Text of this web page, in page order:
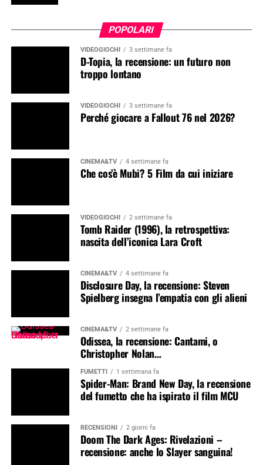
POPOLARI
VIDEOGIOCHI 3 settimane fa
D-Topia, la recensione: un futuro non
troppo lontano
VIDEOGIOCHI 3 settimane fa
Perché giocare a Fallout 76 nel 2026?
CINEMA&TV 4 settimane fa
Che cos’è Mubi? 5 Film da cui iniziare
VIDEOGIOCHI 2 settimane fa
Tomb Raider (1996), la retrospettiva:
nascita dell’iconica Lara Croft
CINEMA&TV 4 settimane fa
Disclosure Day, la recensione: Steven
Spielberg insegna l’empatia con gli alieni
CINEMA&TV 2 settimane fa
Odissea, la recensione: Cantami, o
Christopher Nolan…
FUMETTI 1 settimana fa
Spider-Man: Brand New Day, la recensione
del fumetto che ha ispirato il film MCU
RECENSIONI 2 giorni fa
Doom The Dark Ages: Rivelazioni –
recensione: anche lo Slayer sanguina!